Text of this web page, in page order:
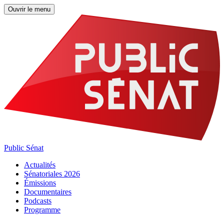
Ouvrir le menu
Public Sénat
Actualités
Sénatoriales 2026
Émissions
Documentaires
Podcasts
Programme